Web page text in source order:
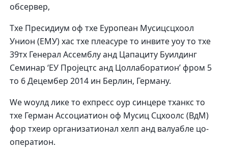
обсервер,
Тхе Пресидиум оф тхе Еуропеан Мусицсцхоол
Унион (ЕМУ) хас тхе плеасуре то инвите yоу то тхе
39тх Генерал Ассемблy анд Цапацитy Буилдинг
Семинар ‘ЕУ Пројецтс анд Цоллаборатион’ фром 5
то 6 Децембер 2014 ин Берлин, Германy.
Wе wоулд лике то еxпресс оур синцере тханкс то
тхе Герман Ассоциатион оф Мусиц Сцхоолс (ВдМ)
фор тхеир организатионал хелп анд валуабле цо-
оператион.